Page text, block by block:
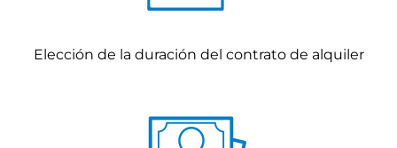
Elección de la duración del contrato de alquiler